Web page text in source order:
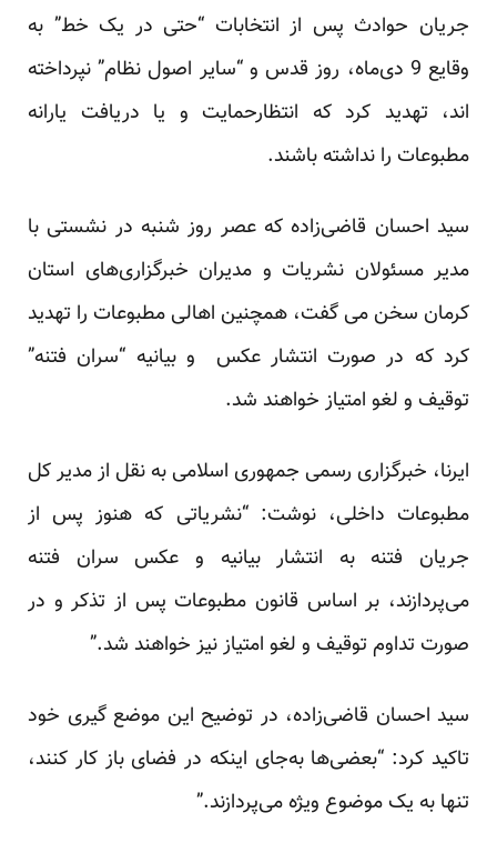
جریان حوادث پس از انتخابات “حتی در یک خط” به
وقایع 9 دی‌ماه، روز قدس و “سایر اصول نظام” نپرداخته
اند، تهدید کرد که انتظارحمایت و یا دریافت یارانه
مطبوعات را نداشته باشند.
سید احسان قاضی‌زاده که عصر روز شنبه در نشستی با
مدیر مسئولان نشریات و مدیران خبرگزاری‌های استان
کرمان سخن می گفت، همچنین اهالی مطبوعات را تهدید
کرد که در صورت انتشار عکس و بیانیه “سران فتنه”
توقیف و لغو امتیاز خواهند شد.
ایرنا، خبرگزاری رسمی جمهوری اسلامی به نقل از مدیر کل
مطبوعات داخلی، نوشت: “نشریاتی که هنوز پس از
جریان فتنه به انتشار بیانیه و عکس سران فتنه
می‌پردازند، بر اساس قانون مطبوعات پس از تذکر و در
صورت تداوم توقیف و لغو امتیاز نیز خواهند شد.”
سید احسان قاضی‌زاده، در توضیح این موضع گیری خود
تاکید کرد: “بعضی‌ها به‌جای اینکه در فضای باز کار کنند،
تنها به یک موضوع ویژه می‌پردازند.”